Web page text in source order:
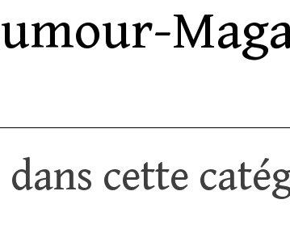
cette